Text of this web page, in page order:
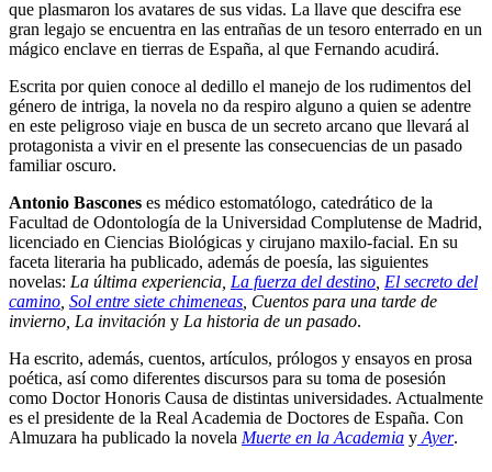
que plasmaron los avatares de sus vidas. La llave que descifra ese
gran legajo se encuentra en las entrañas de un tesoro enterrado en un
mágico enclave en tierras de España, al que Fernando acudirá.
Escrita por quien conoce al dedillo el manejo de los rudimentos del
género de intriga, la novela no da respiro alguno a quien se adentre
en este peligroso viaje en busca de un secreto arcano que llevará al
protagonista a vivir en el presente las consecuencias de un pasado
familiar oscuro.
Antonio Bascones es médico estomatólogo, catedrático de la
Facultad de Odontología de la Universidad Complutense de Madrid,
licenciado en Ciencias Biológicas y cirujano maxilo-facial. En su
faceta literaria ha publicado, además de poesía, las siguientes
novelas: La última experiencia, La fuerza del destino El secreto del
camino Sol entre siete chimeneas , Cuentos para una tarde de
invierno, La invitación y La historia de un pasado.
Ha escrito, además, cuentos, artículos, prólogos y ensayos en prosa
poética, así como diferentes discursos para su toma de posesión
como Doctor Honoris Causa de distintas universidades. Actualmente
es el presidente de la Real Academia de Doctores de España. Con
Almuzara ha publicado la novela Muerte en la Academia y Ayer.